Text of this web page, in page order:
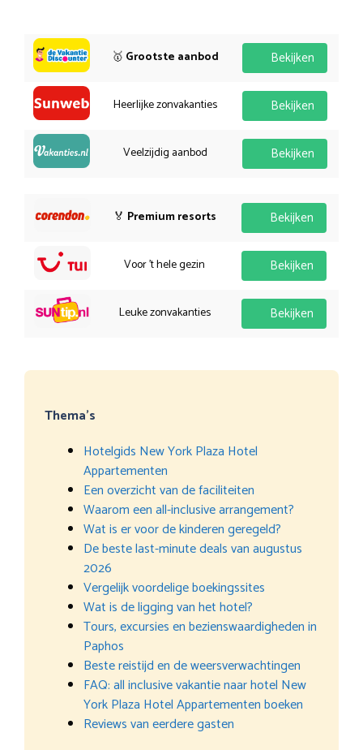
🥇 Grootste aanbod Bekijken
Heerlijke zonvakanties Bekijken
Veelzijdig aanbod Bekijken
🏅 Premium resorts Bekijken
Voor 't hele gezin Bekijken
Leuke zonvakanties Bekijken
Thema’s
Hotelgids New York Plaza Hotel
Appartementen
Een overzicht van de faciliteiten
Waarom een all-inclusive arrangement?
Wat is er voor de kinderen geregeld?
De beste last-minute deals van augustus
2026
Vergelijk voordelige boekingssites
Wat is de ligging van het hotel?
Tours, excursies en bezienswaardigheden in
Paphos
Beste reistijd en de weersverwachtingen
FAQ: all inclusive vakantie naar hotel New
York Plaza Hotel Appartementen boeken
Reviews van eerdere gasten